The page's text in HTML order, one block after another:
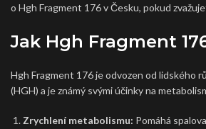
o Hgh Fragment 176 v Česku, pokud
Jak Hgh Fragment
Hgh Fragment 176 je odvozen od lidského
(HGH) a je známý svými účinky na
Zrychlení metabolismu: Pomáhá